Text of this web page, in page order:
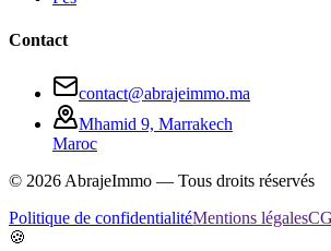
Contact
contact@abrajeimmo.ma
Mhamid 9, Marrakech
Maroc
© 2026AbrajeImmo — Tous droits réservés
Politique de confidentialitéMentions légales
🍪